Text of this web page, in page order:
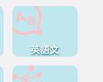
英語文